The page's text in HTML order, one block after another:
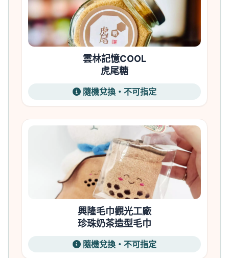
雲林記憶COOL
虎尾糖
隨機兌換・不可指定
興隆毛巾觀光工廠
珍珠奶茶造型毛巾
隨機兌換・不可指定